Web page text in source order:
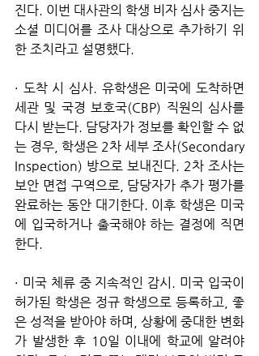
진다. 이번 대사관의 학생 비자 심사 중지는
소셜 미디어를 조사 대상으로 추가하기 위
한 조치라고 설명했다.
· 도착 시 심사. 유학생은 미국에 도착하면
세관 및 국경 보호국(CBP) 직원의 심사를
다시 받는다. 담당자가 정보를 확인할 수 없
는 경우, 학생은 2차 세부 조사(Secondary
Inspection) 방으로 보내진다. 2차 조사는
보안 면접 구역으로, 담당자가 추가 평가를
완료하는 동안 대기한다. 이후 학생은 미국
에 입국하거나 출국해야 하는 결정에 직면
한다.
· 미국 체류 중 지속적인 감시. 미국 입국이
허가된 학생은 정규 학생으로 등록하고, 좋
은 성적을 받아야 하며, 상황에 중대한 변화
가 발생한 후 10일 이내에 학교에 알려야